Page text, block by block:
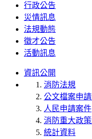
行政公告
災情訊息
法規動態
徵才公告
活動訊息
資訊公開
消防法規
公文檔案申
人民申請案件
消防重大政
統計資料